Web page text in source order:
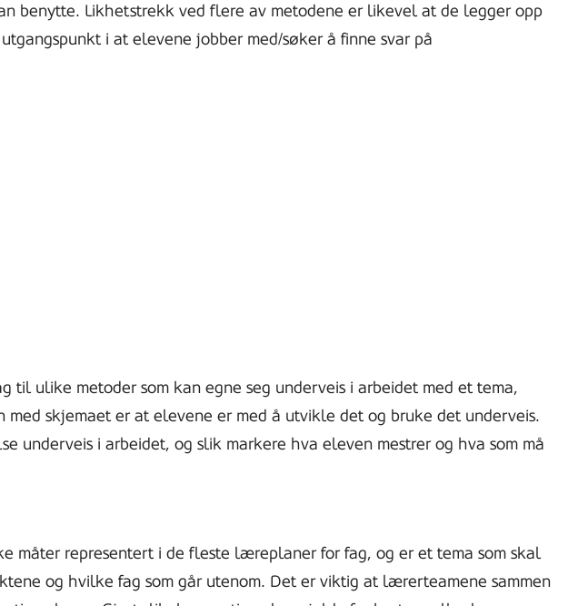
benytte. Likhetstrekk ved flere av metodene er likevel at de legger opp
i at elevene jobber med/søker å finne svar på
ulike metoder som kan egne seg underveis i arbeidet med et tema,
skjemaet er at elevene er med å utvikle det og bruke det underveis.
i arbeidet, og slik markere hva eleven mestrer og hva som må
måter representert i de fleste læreplaner for fag, og er et tema som skal
og hvilke fag som går utenom. Det er viktig at lærerteamene sammen